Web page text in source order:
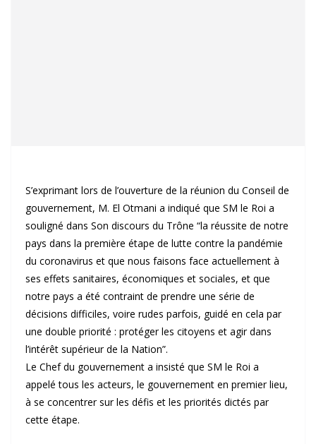
S’exprimant lors de l’ouverture de la réunion du Conseil de
gouvernement, M. El Otmani a indiqué que SM le Roi a
souligné dans Son discours du Trône “la réussite de notre
pays dans la première étape de lutte contre la pandémie
du coronavirus et que nous faisons face actuellement à
ses effets sanitaires, économiques et sociales, et que
notre pays a été contraint de prendre une série de
décisions difficiles, voire rudes parfois, guidé en cela par
une double priorité : protéger les citoyens et agir dans
l’intérêt supérieur de la Nation”.
Le Chef du gouvernement a insisté que SM le Roi a
appelé tous les acteurs, le gouvernement en premier lieu,
à se concentrer sur les défis et les priorités dictés par
cette étape.